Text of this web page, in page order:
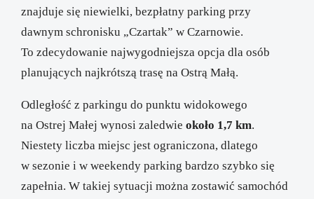
znajduje się niewielki, bezpłatny parking przy
dawnym schronisku „Czartak” w Czarnowie.
To zdecydowanie najwygodniejsza opcja dla osób
planujących najkrótszą trasę na Ostrą Małą.
Odległość z parkingu do punktu widokowego
na Ostrej Małej wynosi zaledwie około 1,7 km.
Niestety liczba miejsc jest ograniczona, dlatego
w sezonie i w weekendy parking bardzo szybko się
zapełnia. W takiej sytuacji można zostawić samochód